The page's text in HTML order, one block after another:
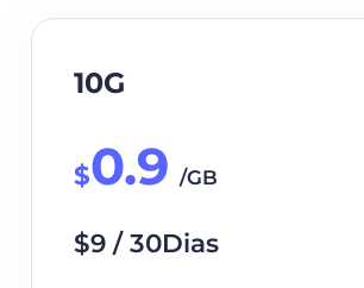
10G
$0.9 /GB
$9 / 30Dias